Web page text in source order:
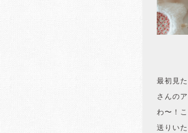
最初見
さんの
わ〜！
送りい